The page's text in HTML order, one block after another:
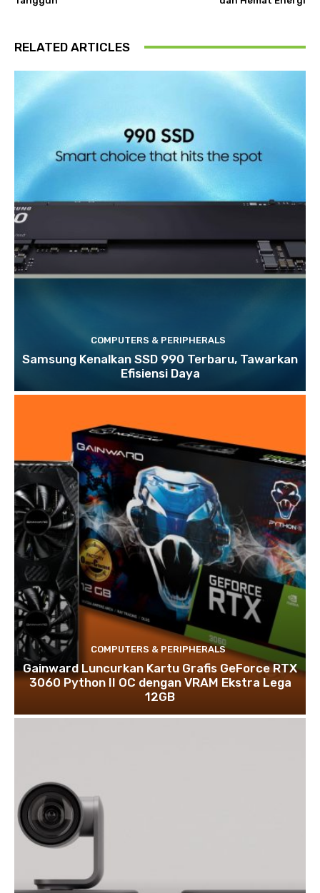
RELATED ARTICLES
COMPUTERS & PERIPHERALS
Samsung Kenalkan SSD 990 Terbaru, Tawarkan
Efisiensi Daya
COMPUTERS & PERIPHERALS
Gainward Luncurkan Kartu Grafis GeForce RTX
3060 Python II OC dengan VRAM Ekstra Lega
12GB